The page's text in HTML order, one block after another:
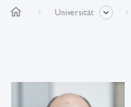
home Universität